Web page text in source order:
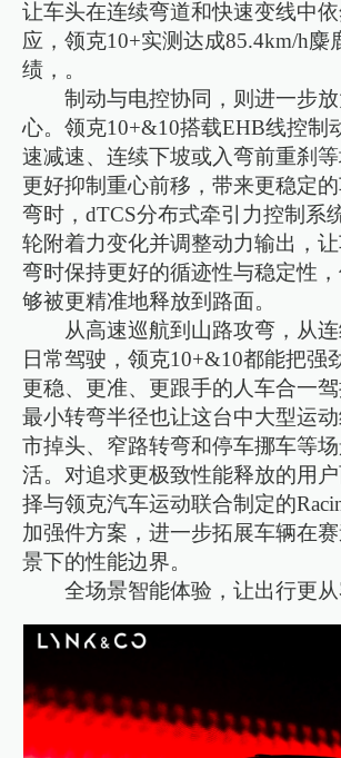
让车头在连续弯道和快速变线中
应，领克10+实测达成85.4km/h麋
绩，。
制动与电控协同，则进一步
心。领克10+&10搭载EHB线控制
速减速、连续下坡或入弯前重刹
更好抑制重心前移，带来更稳定
弯时，dTCS分布式牵引力控制系
轮附着力变化并调整动力输出，
弯时保持更好的循迹性与稳定性
够被更精准地释放到路面。
从高速巡航到山路攻弯，从
日常驾驶，领克10+&10都能把强
更稳、更准、更跟手的人车合一
最小转弯半径也让这台中大型运
市掉头、窄路转弯和停车挪车等
活。对追求更极致性能释放的用
择与领克汽车运动联合制定的
加强件方案，进一步拓展车辆在
景下的性能边界。
全场景智能体验，让出行更